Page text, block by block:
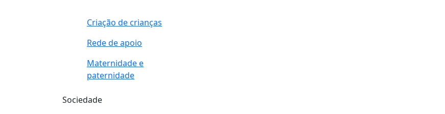
Criação de crianças
Rede de apoio
Maternidade e
paternidade
Sociedade